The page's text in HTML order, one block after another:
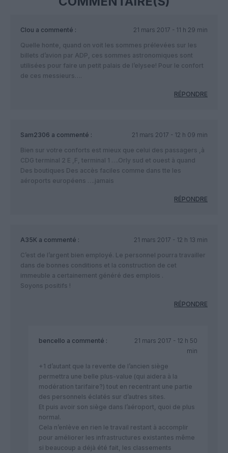
Clou a commenté :
21 mars 2017 - 11 h 29 min
Quelle honte, quand on voit les sommes prélevées sur les
billets d’avion par ADP, ces sommes astronomiques sont
utilisées pour faire un petit palais de l’elysee! Pour le confort
de ces messieurs….
RÉPONDRE
Sam2306 a commenté :
21 mars 2017 - 12 h 09 min
Bien sur votre conforts est mieux que celui des passagers ,à
CDG terminal 2 E ,F, terminal 1 ….Orly sud et ouest à quand
Des boutiques Des accès faciles comme dans tte les
aéroports européens ….jamais
RÉPONDRE
A35K a commenté :
21 mars 2017 - 12 h 13 min
C’est de l’argent bien employé. Le personnel pourra travailler
dans de bonnes conditions et la construction de cet
immeuble a certainement généré des emplois .
Soyons positifs !
RÉPONDRE
bencello a commenté :
21 mars 2017 - 12 h 50
min
+1 d’autant que la revente de l’ancien siège
permettra une belle plus-value (qui aidera à la
modération tarifaire?) tout en recentrant une partie
des personnels éclatés sur d’autres sites.
Et puis avoir son siège dans l’aéroport, quoi de plus
normal.
Cela n’enlève en rien le travail restant à accomplir
pour améliorer les infrastructures existantes même
si beaucoup a déjà été fait, les classements